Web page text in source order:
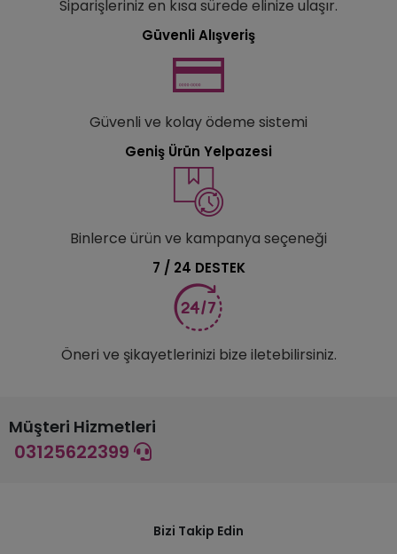
Siparişleriniz en kısa sürede elinize ulaşır.
Güvenli Alışveriş
Güvenli ve kolay ödeme sistemi
Geniş Ürün Yelpazesi
Binlerce ürün ve kampanya seçeneği
7 / 24 DESTEK
Öneri ve şikayetlerinizi bize iletebilirsiniz.
Müşteri Hizmetleri
03125622399
Bizi Takip Edin